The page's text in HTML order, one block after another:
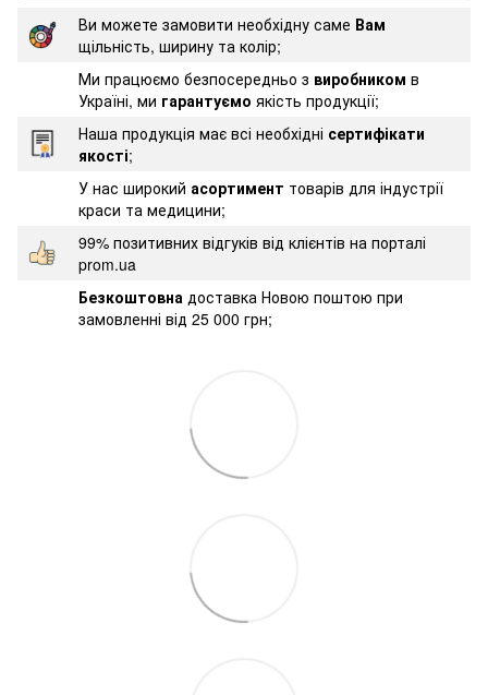
Ви можете замовити необхідну саме Вам
щільність, ширину та колір;
Ми працюємо безпосередньо з виробником в
Україні, ми гарантуємо якість продукції;
Наша продукція має всі необхідні сертифікати
якості;
У нас широкий асортимент товарів для індустрії
краси та медицини;
99% позитивних відгуків від клієнтів на порталі
prom.ua
Безкоштовна доставка Новою поштою при
замовленні від 25 000 грн;